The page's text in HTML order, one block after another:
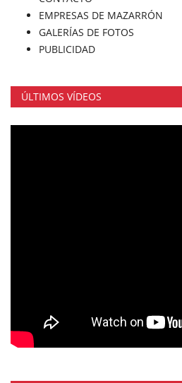
EMPRESAS DE MAZARRÓN
GALERÍAS DE FOTOS
PUBLICIDAD
ÚLTIMOS VÍDEOS